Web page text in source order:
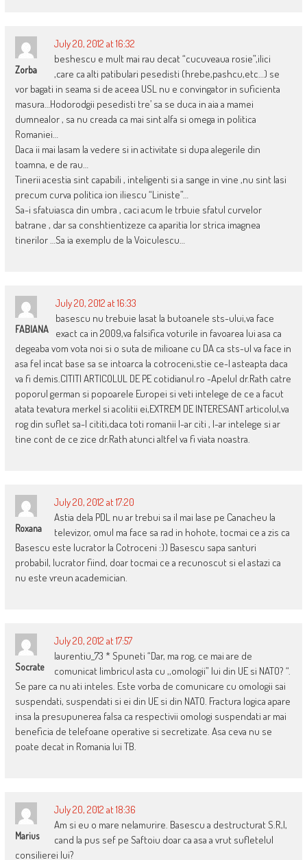
Zorba
July 20, 2012 at 16:32
beshescu e mult mai rau decat “cucuveaua rosie”,ilici
,care ca alti patibulari pesedisti (hrebe,pashcu,etc…) se
vor bagati in seama si de aceea USL nu e convingator in suficienta
masura…Hodorodgii pesedisti tre’ sa se duca in aia a mamei
dumnealor , sa nu creada ca mai sint alfa si omega in politica
Romaniei…
Daca ii mai lasam la vedere si in activitate si dupa alegerile din
toamna, e de rau…
Tinerii acestia sint capabili , inteligenti si a sange in vine ,nu sint lasi
precum curva politica ion iliescu “Liniste”…
Sa-i sfatuiasca din umbra , caci acum le trbuie sfatul curvelor
batrane , dar sa conshtientizeze ca aparitia lor strica imagnea
tinerilor …Sa ia exemplu de la Voiculescu…
FABIANA
July 20, 2012 at 16:33
basescu nu trebuie lasat la butoanele sts-ului,va face
exact ca in 2009,va falsifica voturile in favoarea lui asa ca
degeaba vom vota noi si o suta de milioane cu DA ca sts-ul va face in
asa fel incat base sa se intoarca la cotroceni,stie ce-l asteapta daca
va fi demis.CITITI ARTICOLUL DE PE cotidianul.ro -Apelul dr.Rath catre
poporul german si popoarele Europei si veti intelege de ce a facut
atata tevatura merkel si acolitii ei,EXTREM DE INTERESANT articolul,va
rog din suflet sa-l cititi,daca toti romanii l-ar citi , l-ar intelege si ar
tine cont de ce zice dr.Rath atunci altfel va fi viata noastra.
Roxana
July 20, 2012 at 17:20
Astia dela PDL nu ar trebui sa il mai lase pe Canacheu la
televizor, omul ma face sa rad in hohote, tocmai ce a zis ca
Basescu este lucrator la Cotroceni :)) Basescu sapa santuri
probabil, lucrator fiind, doar tocmai ce a recunoscut si el astazi ca
nu este vreun academician.
Socrate
July 20, 2012 at 17:57
laurentiu_73 * Spuneti “Dar, ma rog, ce mai are de
comunicat limbricul asta cu ,,omologii” lui din UE si NATO? “.
Se pare ca nu ati inteles. Este vorba de comunicare cu omologii sai
suspendati, suspendati si ei din UE si din NATO. Fractura logica apare
insa la presupunerea falsa ca respectivii omologi suspendati ar mai
beneficia de telefoane operative si secretizate. Asa ceva nu se
poate decat in Romania lui TB.
Marius
July 20, 2012 at 18:36
Am si eu o mare nelamurire. Basescu a destructurat S.R,I,
cand la pus sef pe Saftoiu doar ca asa a vrut sufletelul
consilierei lui?